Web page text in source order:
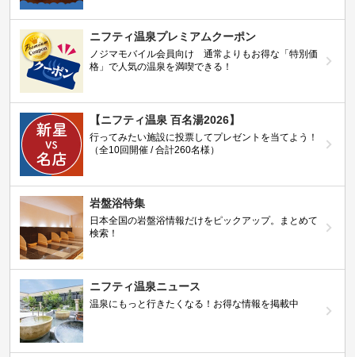
ニフティ温泉プレミアムクーポン
ノジマモバイル会員向け 通常よりもお得な「特別価
格」で人気の温泉を満喫できる！
【ニフティ温泉 百名湯2026】
行ってみたい施設に投票してプレゼントを当てよう！
（全10回開催 / 合計260名様）
岩盤浴特集
日本全国の岩盤浴情報だけをピックアップ。まとめて
検索！
ニフティ温泉ニュース
温泉にもっと行きたくなる！お得な情報を掲載中